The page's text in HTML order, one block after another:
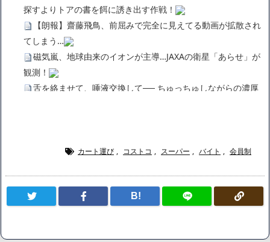
探すよりトアの書を餌に誘き出す作戦！
【朗報】齋藤飛鳥、前屈みで完全に見えてる動画が拡散され
てしまう…
磁気嵐、地球由来のイオンが主導…JAXAの衛星「あらせ」が
観測！
舌を絡ませて、唾液交換して── ちゅっちゅしながらの濃厚
広末涼子さん、正気に戻ってしまい絶望する・・・「アカ
割減
カート運び , コストコ , スーパー , バイト , 会員制
B!